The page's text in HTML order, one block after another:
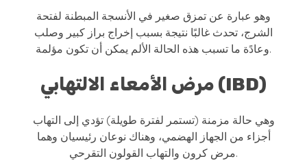
وهو عبارة عن تمزق صغير في الأنسجة المبطنة لفتحة
الشرج، تحدث غالبًا نتيجة بسبب إخراج براز كبير وصلب
وعادًة ما تسبب هذه الحالة الألم يمكن أن تكون مؤلمة.
مرض الأمعاء الالتهابي (IBD)
وهي حالة مزمنة (تستمر لفترة طويلة) تؤدي إلى التهاب
أجزاء من الجهاز الهضمي، وهناك نوعان رئيسيان وهما
مرض كرون والتهاب القولون التقرحي.